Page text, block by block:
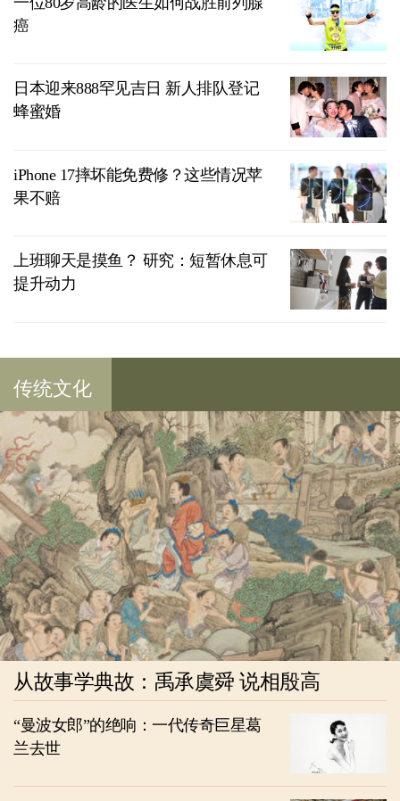
癌
日本迎来888罕见吉日 新人排队登记
蜂蜜婚
iPhone 17摔坏能免费修？这些情况苹
果不赔
上班聊天是摸鱼？ 研究：短暂休息可
提升动力
传统文化
从故事学典故：禹承虞舜 说相殷高
“曼波女郎”的绝响：一代传奇巨星葛
兰去世